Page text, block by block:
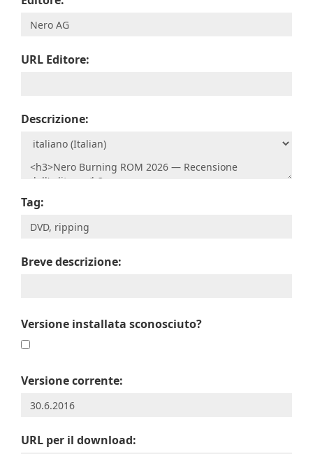
URL Editore:
Descrizione:
Tag:
Breve descrizione:
Versione installata sconosciuto?
Versione corrente:
URL per il download: